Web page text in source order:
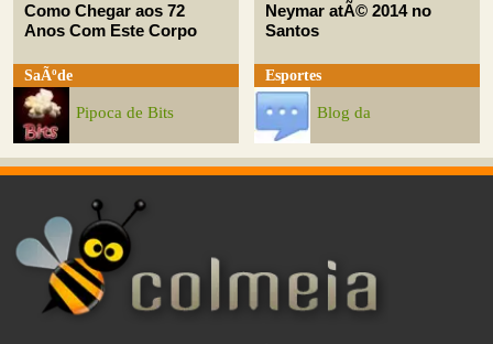
Como Chegar aos 72
Anos Com Este Corpo
SaÃºde
Pipoca de Bits
Neymar atÃ© 2014 no
Santos
Esportes
Blog da